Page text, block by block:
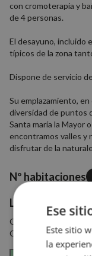
con cromoterapia y
de 4 personas.
El desayuno, incluido
típicos de la zona
Dispone de servicio
Su emplazamiento,
diversidad de puntos
Santa maría la Mayor
encontramos valles y
disfrutar de la
Nº habitaciones
Localización
C/ VIRGEN DE
Comunidad
Ese
Este sitio
la